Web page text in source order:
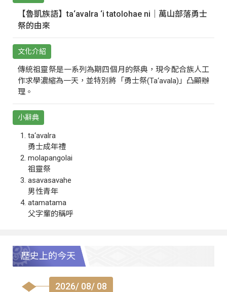
【魯凱族語】ta‘avalra ‘i tatolohae ni｜萬山部落勇士
祭的由來
文化介紹
傳統祖靈祭是一系列為期四個月的祭典，現今配合族人工
作求學濃縮為一天，並特別將「勇士祭(Ta‘avala)」凸顯辦
理。
小辭典
ta‘avalra
勇士成年禮
molapangolai
祖靈祭
asavasavahe
男性青年
atamatama
父字輩的稱呼
歷史上的今天
2026/ 08/ 08